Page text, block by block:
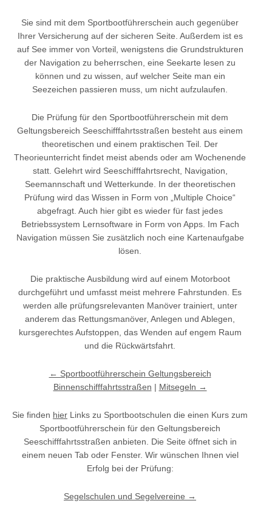
Sie sind mit dem Sportbootführerschein auch gegenüber
Ihrer Versicherung auf der sicheren Seite. Außerdem ist es
auf See immer von Vorteil, wenigstens die Grundstrukturen
der Navigation zu beherrschen, eine Seekarte lesen zu
können und zu wissen, auf welcher Seite man ein
Seezeichen passieren muss, um nicht aufzulaufen.
Die Prüfung für den Sportbootführerschein mit dem
Geltungsbereich Seeschifffahrtsstraßen besteht aus einem
theoretischen und einem praktischen Teil. Der
Theorieunterricht findet meist abends oder am Wochenende
statt. Gelehrt wird Seeschifffahrtsrecht, Navigation,
Seemannschaft und Wetterkunde. In der theoretischen
Prüfung wird das Wissen in Form von „Multiple Choice“
abgefragt. Auch hier gibt es wieder für fast jedes
Betriebssystem Lernsoftware in Form von Apps. Im Fach
Navigation müssen Sie zusätzlich noch eine Kartenaufgabe
lösen.
Die praktische Ausbildung wird auf einem Motorboot
durchgeführt und umfasst meist mehrere Fahrstunden. Es
werden alle prüfungsrelevanten Manöver trainiert, unter
anderem das Rettungsmanöver, Anlegen und Ablegen,
kursgerechtes Aufstoppen, das Wenden auf engem Raum
und die Rückwärtsfahrt.
← Sportbootführerschein Geltungsbereich
Binnenschifffahrtsstraßen | Mitsegeln →
Sie finden hier Links zu Sportbootschulen die einen Kurs zum
Sportbootführerschein für den Geltungsbereich
Seeschifffahrtsstraßen anbieten. Die Seite öffnet sich in
einem neuen Tab oder Fenster. Wir wünschen Ihnen viel
Erfolg bei der Prüfung:
Segelschulen und Segelvereine →